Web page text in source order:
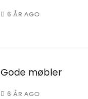
6 ÅR AGO
Gode møbler
6 ÅR AGO